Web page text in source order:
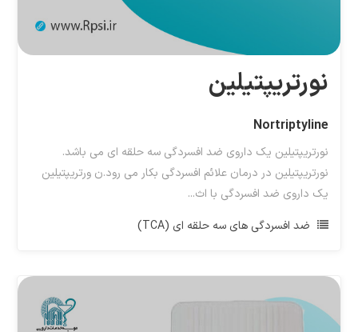
نورتریپتیلین
Nortriptyline
نورتریپتیلین یک داروی ضد افسردگی سه حلقه ای می باشد.
نورتریپتیلین در درمان علائم افسردگی بکار می رود.ن ورتریپتیلین
یک داروی ضد افسردگی با اث...
ضد افسردگی های سه حلقه ای (TCA)